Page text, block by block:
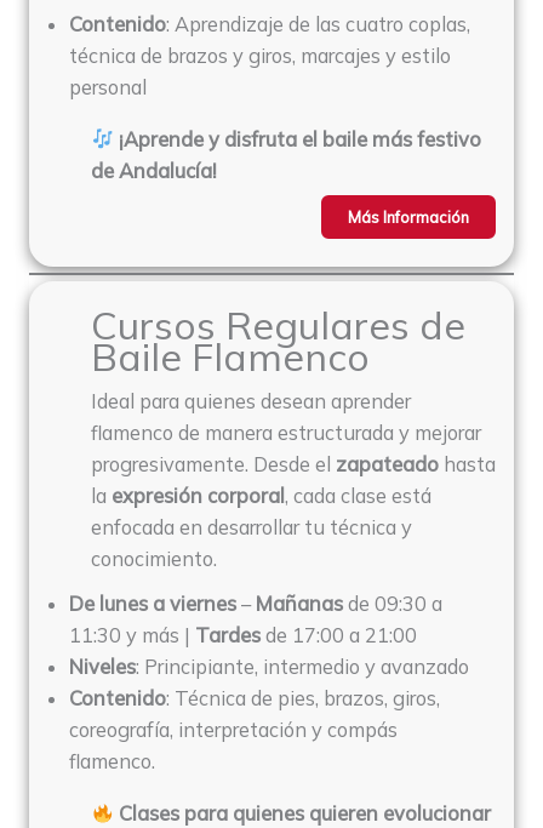
Contenido: Aprendizaje de las cuatro coplas,
técnica de brazos y giros, marcajes y estilo
personal
¡Aprende y disfruta el baile más festivo
de Andalucía!
Más Información
Cursos Regulares de
Baile Flamenco
Ideal para quienes desean aprender
flamenco de manera estructurada y mejorar
progresivamente. Desde el zapateado hasta
la expresión corporal, cada clase está
enfocada en desarrollar tu técnica y
conocimiento.
De lunes a viernes – Mañanas de 09:30 a
11:30 y más | Tardes de 17:00 a 21:00
Niveles: Principiante, intermedio y avanzado
Contenido: Técnica de pies, brazos, giros,
coreografía, interpretación y compás
flamenco.
Clases para quienes quieren evolucionar